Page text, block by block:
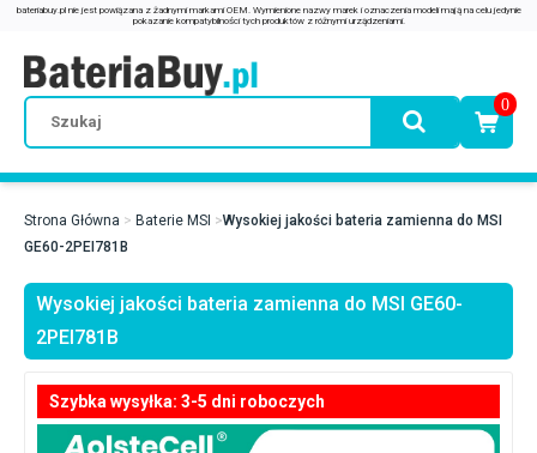
0
Strona Główna Baterie MSI
Wysokiej jakości bateria zamienna do MSI
GE60-2PEI781B
Wysokiej jakości bateria zamienna do MSI GE60-
2PEI781B
Szybka wysyłka: 3-5 dni roboczych